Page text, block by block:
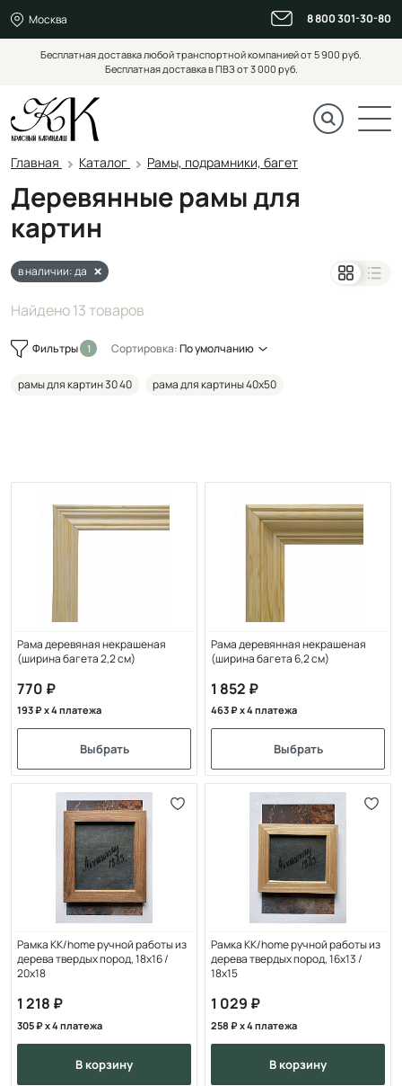
Москва 8 800 301-30-80
Бесплатная доставка любой транспортной компанией от 5 900 руб.
Бесплатная доставка в ПВЗ от 3 000 руб.
Главная Каталог Рамы, подрамники, багет
Деревянные рамы для
картин
в наличии: да
Найдено 13 товаров
Фильтры Сортировка:По умолчанию
рамы для картин 30 40 рама для картины 40х50
Рама деревяная некрашеная
(ширина багета 2,2 см)
770
193 x 4 платежа
Выбрать
Рама деревянная некрашеная
(ширина багета 6,2 см)
1 852
463 x 4 платежа
Выбрать
Рамка KK/home ручной работы из
дерева твердых пород, 18х16 /
20х18
1 218
305 x 4 платежа
в корзину
Рамка KK/home ручной работы из
дерева твердых пород, 16х13 /
18х15
1 029
258 x 4 платежа
в корзину